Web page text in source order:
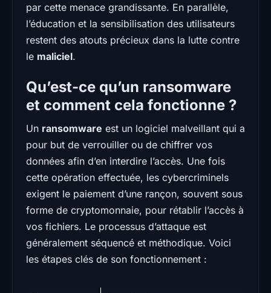
par cette menace grandissante. En parallèle,
l’éducation et la sensibilisation des utilisateurs
restent des atouts précieux dans la lutte contre
le maliciel.
Qu’est-ce qu’un ransomware
et comment cela fonctionne ?
Un ransomware est un logiciel malveillant qui a
pour but de verrouiller ou de chiffrer vos
données afin d’en interdire l’accès. Une fois
cette opération effectuée, les cybercriminels
exigent le paiement d’une rançon, souvent sous
forme de cryptomonnaie, pour rétablir l’accès à
vos fichiers. Le processus d’attaque est
généralement séquencé et méthodique. Voici
les étapes clés de son fonctionnement :